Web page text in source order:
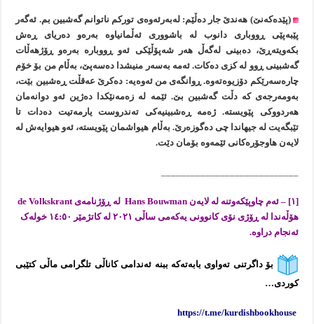
(پێدەکەنێ) هەندێ جار دەڵێم: لەبەرئەوەی تورکم ناتوانم گەشبین بم. ئەگەر
پێبەپێی ڕووباری دانوب لە باشووری ئەڵمانیاوە بەرەو دەریای ڕەش
بکەویتەڕێ، دەبینی لەگەڵ هەر شەپۆڵێکی ئەو ڕووبارە بەرەو ڕۆژهەڵات
گەشبینی ڕوو لە کزی دەکات. ئەمە بەسەر منیشدا دەسەپێ، بەڵام من بۆ خۆم
چارەسەرێکم دۆزیوەتەوە. ڕوانگەی من ئەوەیە: دەکرێ عەقڵت ڕەشبین بێت،
بەومەرجەی کە دڵت گەشبین بێ. ئێمە لە زەمەنێکدا دەژین ئەو دوانەمان
هەردووکی پێویستە. ژەمە ڕەشبینیەکی تەندروست یارمەتیت دەدات تا
تێبگەیت لە جیهاندا چی دەگوزەرێ. بەڵام هیواشمان پێویستە، ئەو هیوایەش لە
لایەن هاوجۆرەکانی ئێمەوە بۆمان دێت.
[۱]
– ئەم چاوپێکەوتنە لە لایەن Hans Bouwman لە ڕۆژنامەی de Volkskrant
هۆڵەندا لە ڕۆژی نۆی کانوونی یەکەمی ساڵی ٢٠٢١ لە کاتژمێر ١٤:٥٠ خولەک
ئەنجام دراوە.
بۆ داگرتنی ته‌واوی بابه‌ته‌که ببنە ئەندامی کاناڵی تلگرامی ماڵی کتێبی
کوردی…
https://t.me/kurdishbookhouse